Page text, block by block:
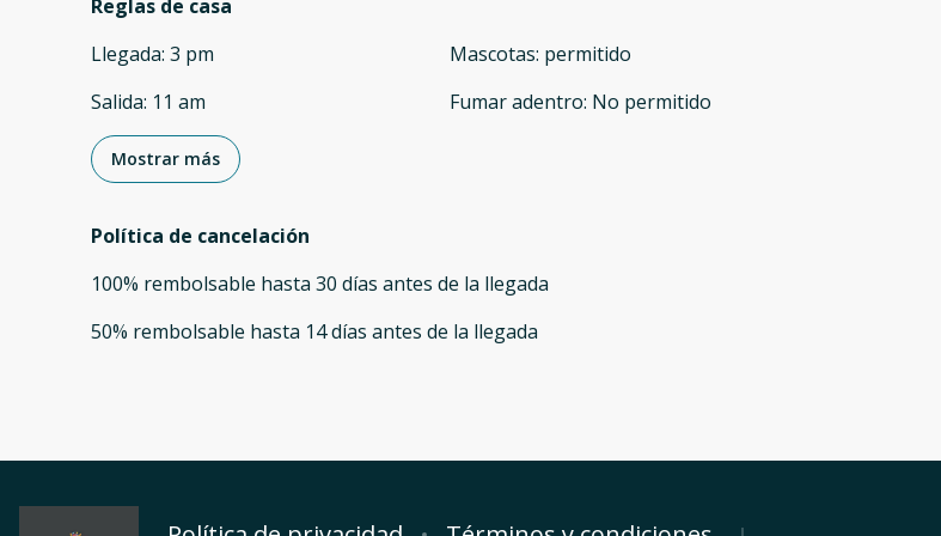
Reglas de casa
Llegada: 3 pm
Salida: 11 am
Mascotas: permitido
Fumar adentro: No permitido
Mostrar más
Política de cancelación
100% rembolsable hasta 30 días antes de la llegada
50% rembolsable hasta 14 días antes de la llegada